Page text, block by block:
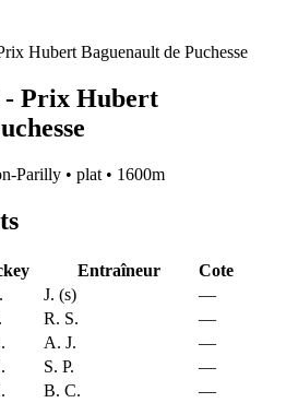
Hubert Baguenault de Puchesse
- Prix Hubert
Parilly • plat • 1600m
Entraîneur
Cote
J. (s)
—
R. S.
—
A. J.
—
S. P.
—
B. C.
—